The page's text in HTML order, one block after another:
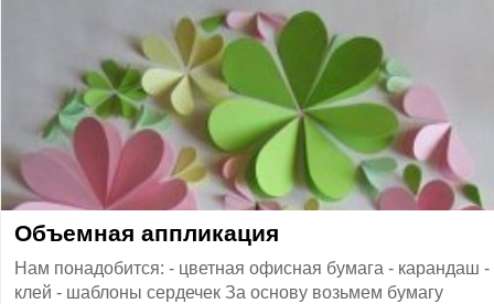
Объемная аппликация
Нам понадобится: - цветная офисная бумага - карандаш -
клей - шаблоны сердечек За основу возьмем бумагу